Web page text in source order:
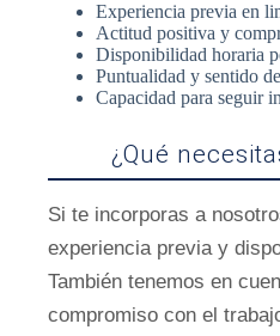
Experiencia previa en
Actitud positiva y
Disponibilidad horaria
Puntualidad y sentido
Capacidad para seguir
¿Qué
Si te incorporas a
experiencia previa y
También tenemos en
compromiso con el